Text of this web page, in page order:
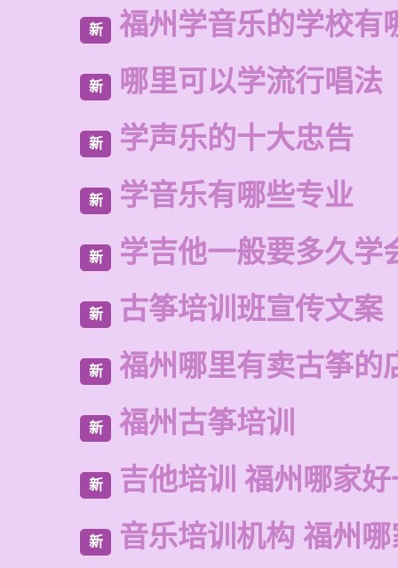
新 福州学音乐的学校有
新 哪里可以学流行唱法
新 学声乐的十大忠告
新 学音乐有哪些专业
新 学吉他一般要多久学
新 古筝培训班宣传文案
新 福州哪里有卖古筝的
新 福州古筝培训
新 吉他培训 福州哪家
新 音乐培训机构 福州